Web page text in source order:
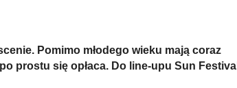
Pomimo młodego wieku mają coraz
prostu się opłaca. Do line-upu Sun Festival